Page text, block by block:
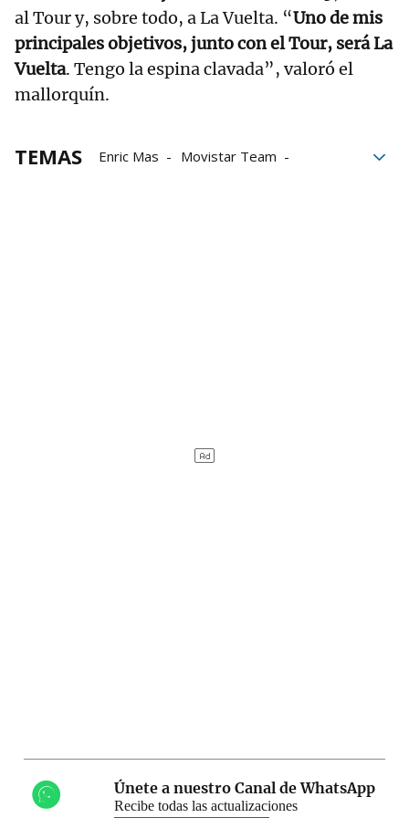
al Tour y, sobre todo, a La Vuelta. “Uno de mis
principales objetivos, junto con el Tour, será La
Vuelta. Tengo la espina clavada”, valoró el
mallorquín.
TEMAS Enric Mas
Movistar Team
Únete a nuestro Canal de WhatsApp
Recibe todas las actualizaciones